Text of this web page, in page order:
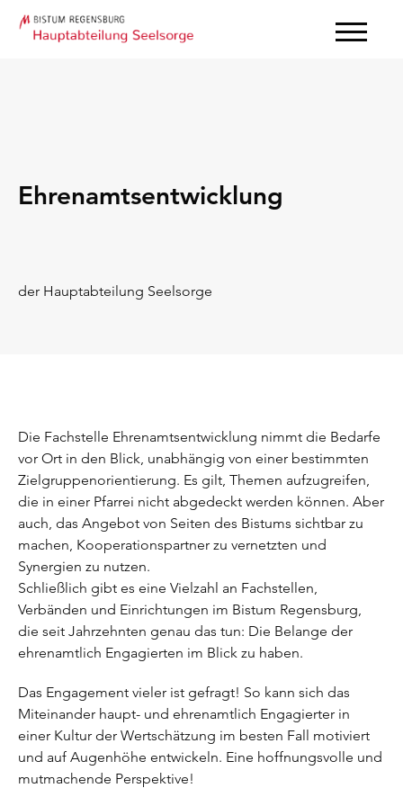
Ehrenamtsentwicklung
der Hauptabteilung Seelsorge
Die Fachstelle Ehrenamtsentwicklung nimmt die Bedarfe
vor Ort in den Blick, unabhängig von einer bestimmten
Zielgruppenorientierung. Es gilt, Themen aufzugreifen,
die in einer Pfarrei nicht abgedeckt werden können. Aber
auch, das Angebot von Seiten des Bistums sichtbar zu
machen, Kooperationspartner zu vernetzten und
Synergien zu nutzen.
Schließlich gibt es eine Vielzahl an Fachstellen,
Verbänden und Einrichtungen im Bistum Regensburg,
die seit Jahrzehnten genau das tun: Die Belange der
ehrenamtlich Engagierten im Blick zu haben.
Das Engagement vieler ist gefragt! So kann sich das
Miteinander haupt- und ehrenamtlich Engagierter in
einer Kultur der Wertschätzung im besten Fall motiviert
und auf Augenhöhe entwickeln. Eine hoffnungsvolle und
mutmachende Perspektive!